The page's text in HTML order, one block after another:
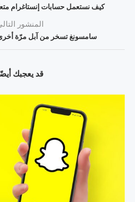
كيف نستعمل حسابات إنستاغرام
المنشور
سامسونغ تسخر من آبل مرّة أخرى
قد يعجبك